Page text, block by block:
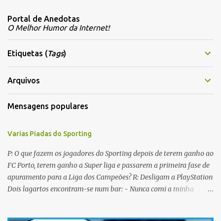
e
n
t
á
r
i
o
Portal de Anedotas
O Melhor Humor da Internet!
Etiquetas (Tags)
Arquivos
Mensagens populares
Varias Piadas do Sporting
P: O que fazem os jogadores do Sporting depois de terem ganho ao
FC Porto, terem ganho a Super liga e passarem a primeira fase de
apuramento para a Liga dos Campeões? R: Desligam a PlayStation
Dois lagartos encontram-se num bar: - Nunca comi a minha